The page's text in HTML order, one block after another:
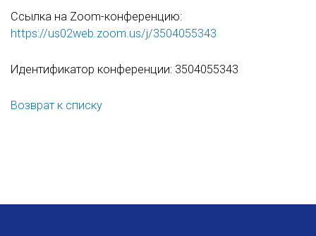
Ссылка на Zoom-конференцию:
https://us02web.zoom.us/j/3504055343
Идентификатор конференции: 3504055343
Возврат к списку